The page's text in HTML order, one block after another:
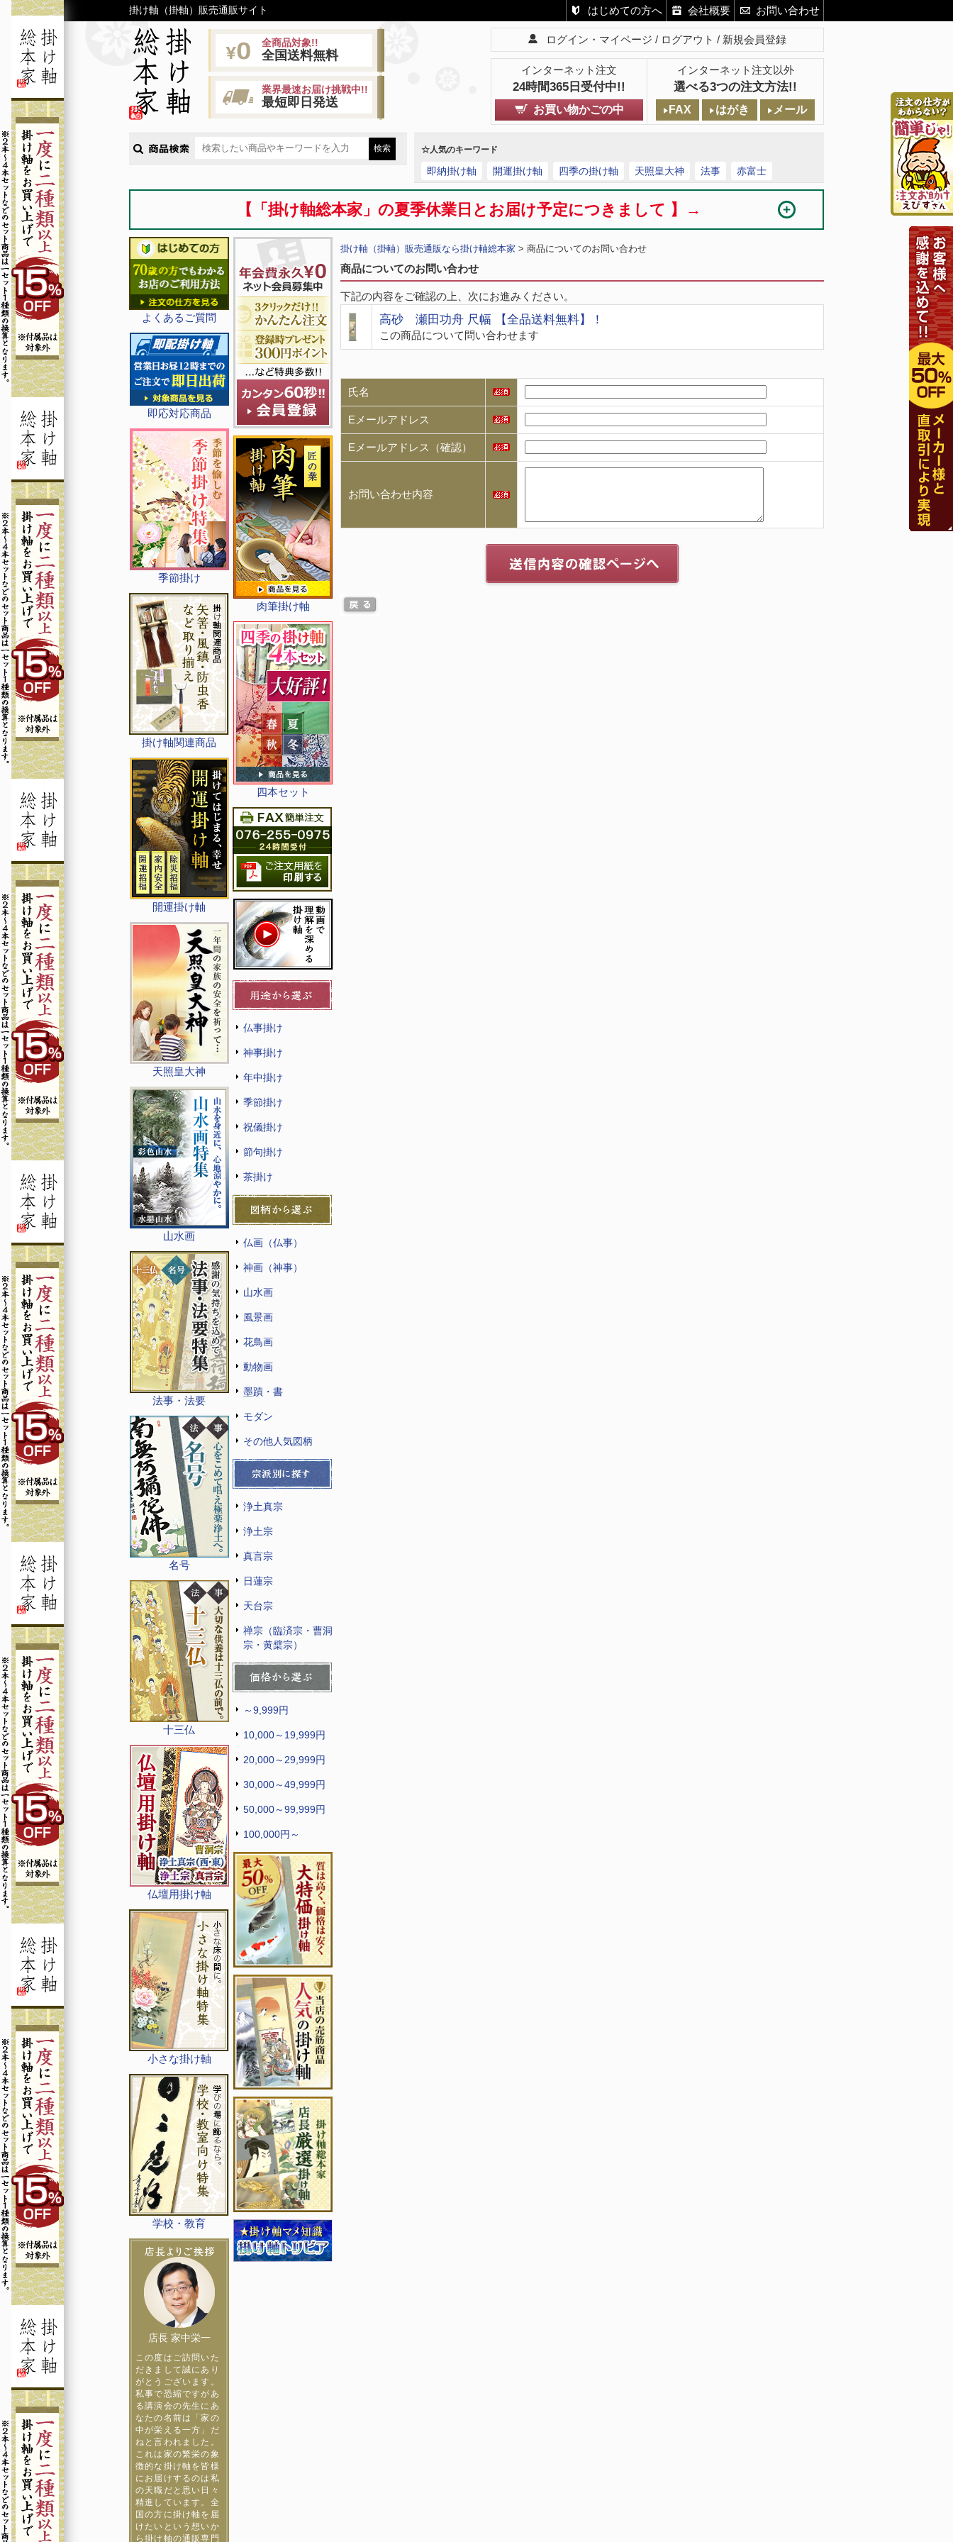
掛け軸（掛軸）販売通販サイト はじめての方へ 会社概要 お問い合わせ
全商品対象!!
全国送料無料
業界最速お届け挑戦中!!
最短即日発送
ログイン・マイページ ログアウト 新規会員登録
インターネット注文
24時間365日受付中!!
インターネット注文以外
選べる3つの注文方法!!
お買い物かごの中 FAX はがき メール
☆人気のキーワード
即納掛け軸 開運掛け軸 四季の掛け軸 天照皇大神 法事 赤富士
【「掛け軸総本家」の夏季休業日とお届け予定につきまして 】→
よくあるご質問
即応対応商品
季節掛け
掛け軸関連商品
開運掛け軸
天照皇大神
山水画
法事・法要
名号
十三仏
仏壇用掛け軸
小さな掛け軸
学校・教育
店長 家中栄一
この度はご訪問いた
だきまして誠にあり
がとうございます。
私事で恐縮ですがあ
る講演会の先生にあ
なたの名前は「家の
中が栄える一方」だ
ねと言われました。
これは家の繁栄の象
徴的な掛け軸を皆様
にお届けするのは私
の天職だと思い日々
精進しています。全
国の方に掛け軸を届
けたいという想いか
ら掛け軸の通販専門
肉筆掛け軸
四本セット
仏事掛け
神事掛け
年中掛け
季節掛け
祝儀掛け
節句掛け
茶掛け
仏画（仏事）
神画（神事）
山水画
風景画
花鳥画
動物画
墨蹟・書
モダン
その他人気図柄
浄土真宗
浄土宗
真言宗
日蓮宗
天台宗
禅宗（臨済宗・曹洞
宗・黄檗宗）
～9,999円
10,000～19,999円
20,000～29,999円
30,000～49,999円
50,000～99,999円
100,000円～
掛け軸（掛軸）販売通販なら掛け軸総本家 > 商品についてのお問い合わせ
商品についてのお問い合わせ
下記の内容をご確認の上、次にお進みください。
高砂 瀬田功舟 尺幅 【全品送料無料】！
この商品について問い合わせます
氏名
Eメールアドレス
Eメールアドレス（確認）
お問い合わせ内容